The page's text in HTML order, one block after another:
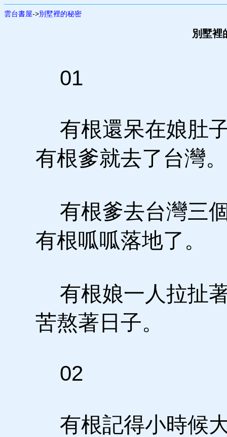
雲台書屋->別墅裡的秘密
別墅裡
01
有根還呆在娘肚
有根爹就去了台灣。
有根爹去台灣三
有根呱呱落地了。
有根娘一人拉扯
苦熬著日子。
02
有根記得小時候